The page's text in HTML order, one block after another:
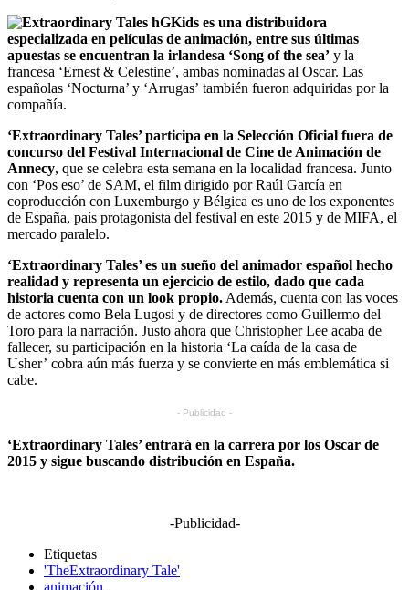
GKids es una distribuidora
especializada en películas de animación, entre sus últimas
apuestas se encuentran la irlandesa ‘Song of the sea’ y la
francesa ‘Ernest & Celestine’, ambas nominadas al Oscar. Las
españolas ‘Nocturna’ y ‘Arrugas’ también fueron adquiridas por la
compañía.
‘Extraordinary Tales’ participa en la Selección Oficial fuera de
concurso del Festival Internacional de Cine de Animación de
Annecy, que se celebra esta semana en la localidad francesa. Junto
con ‘Pos eso’ de SAM, el film dirigido por Raúl García en
coproducción con Luxemburgo y Bélgica es uno de los exponentes
de España, país protagonista del festival en este 2015 y de MIFA, el
mercado paralelo.
‘Extraordinary Tales’ es un sueño del animador español hecho
realidad y representa un ejercicio de estilo, dado que cada
historia cuenta con un look propio. Además, cuenta con las voces
de actores como Bela Lugosi y de directores como Guillermo del
Toro para la narración. Justo ahora que Christopher Lee acaba de
fallecer, su participación en la historia ‘La caída de la casa de
Usher’ cobra aún más fuerza y se convierte en más emblemática si
cabe.
- Publicidad -
‘Extraordinary Tales’ entrará en la carrera por los Oscar de
2015 y sigue buscando distribución en España.
-Publicidad-
Etiquetas
'TheExtraordinary Tale'
animación